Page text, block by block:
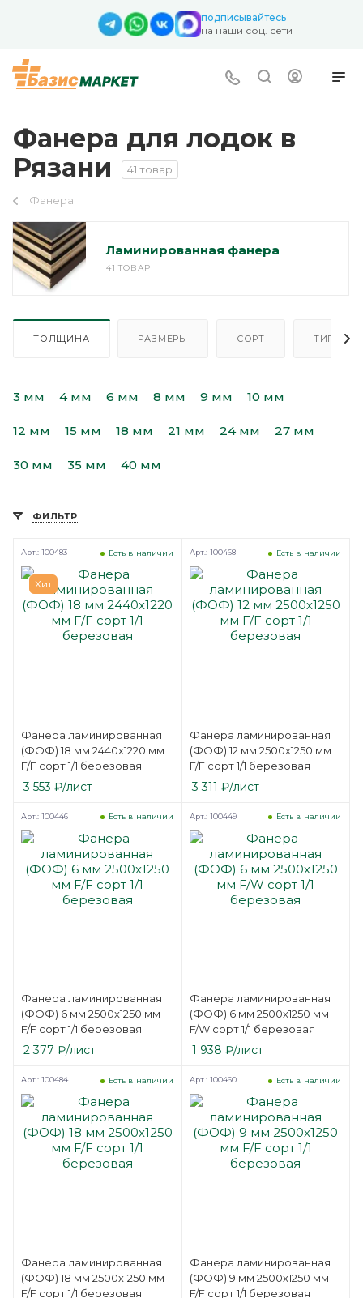
подписывайтесь
на наши соц. сети
Фанера для лодок в
Рязани
41 товар
Фанера
Ламинированная фанера
41 ТОВАР
ТОЛЩИНА РАЗМЕРЫ СОРТ ТИП
3 мм 4 мм 6 мм 8 мм 9 мм 10 мм
12 мм 15 мм 18 мм 21 мм 24 мм 27 мм
30 мм 35 мм 40 мм
ФИЛЬТР
Хит
Фанера ламинированная
(ФОФ) 18 мм 2440х1220 мм
F/F сорт 1/1 березовая
Есть в наличии
Арт.: 100483
3 553 ₽/лист
Фанера ламинированная
(ФОФ) 12 мм 2500х1250 мм
F/F сорт 1/1 березовая
Есть в наличии
Арт.: 100468
3 311 ₽/лист
Фанера ламинированная
(ФОФ) 6 мм 2500х1250 мм
F/F сорт 1/1 березовая
Есть в наличии
Арт.: 100446
2 377 ₽/лист
Фанера ламинированная
(ФОФ) 6 мм 2500х1250 мм
F/W сорт 1/1 березовая
Есть в наличии
Арт.: 100449
1 938 ₽/лист
Фанера ламинированная
(ФОФ) 18 мм 2500х1250 мм
F/F сорт 1/1 березовая
Есть в наличии
Арт.: 100484
Фанера ламинированная
(ФОФ) 9 мм 2500х1250 мм
F/F сорт 1/1 березовая
Есть в наличии
Арт.: 100460